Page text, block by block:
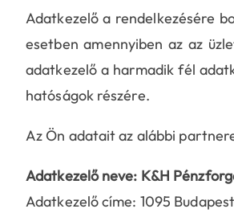
Adatkezelő a rendelkezésére
esetben amennyiben az az
adatkezelő a harmadik fél
hatóságok részére.
Az Ön adatait az alábbi
Adatkezelő neve: K&H
Adatkezelő címe: 1095